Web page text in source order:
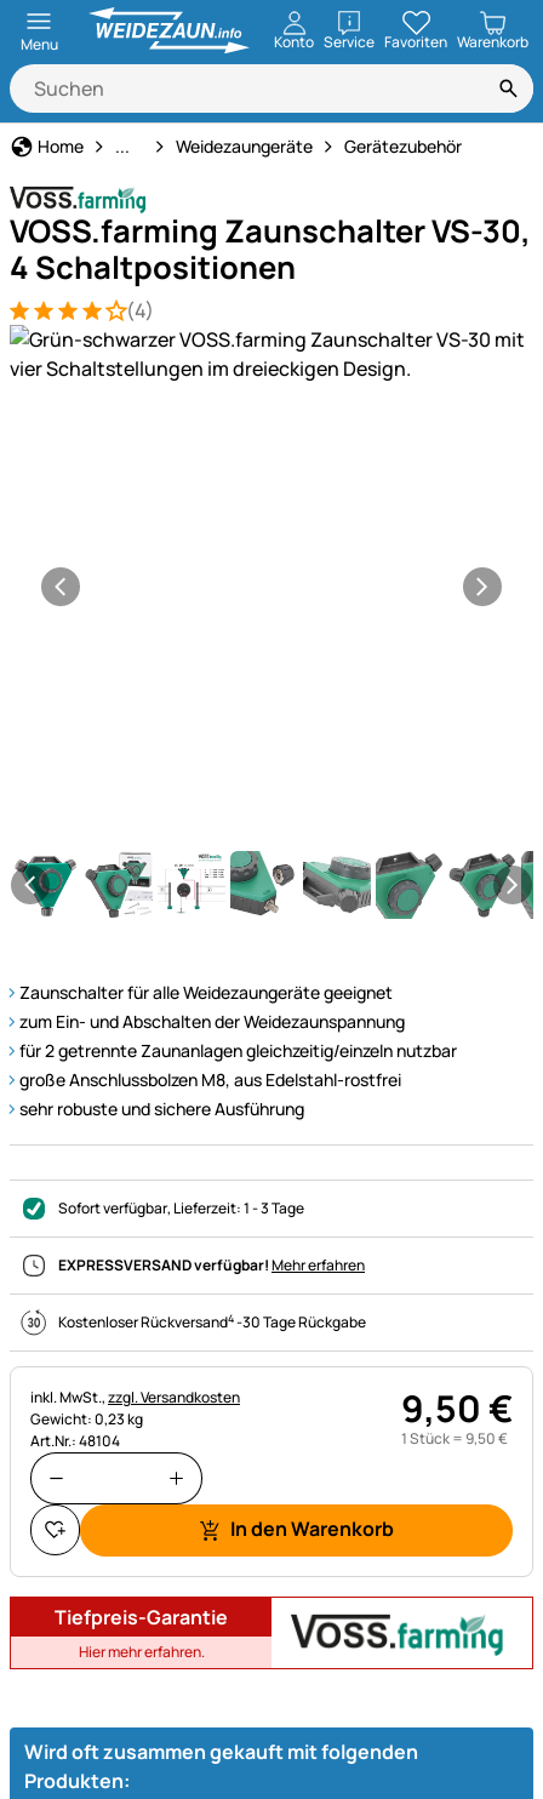
Menu Konto ServiceöffnenFavoriten Warenkorb
Home Weidezaun
... Weidezaungeräte Gerätezubehör
VOSS.farming Zaunschalter VS-30,
4 Schaltpositionen
Bewertung: 4 von 5 (4 Bewertungen)
4 Bewertungen
(4)
Produktgalerie
Zaunschalter für alle Weidezaungeräte geeignet
zum Ein- und Abschalten der Weidezaunspannung
für 2 getrennte Zaunanlagen gleichzeitig/einzeln nutzbar
große Anschlussbolzen M8, aus Edelstahl-rostfrei
sehr robuste und sichere Ausführung
Sofort verfügbar, Lieferzeit:1 - 3 Tage
EXPRESSVERSAND verfügbar!Mehr erfahren
Kostenloser Rückversand4-30 Tage Rückgabe
Steuerhinweis:
inkl. MwSt.,zzgl. Versandkosten
Gewicht: 0,23 kg
Art.Nr.: 48104
9,50€
1 Stück =9,50€
In den Warenkorb
Tiefpreis-Garantie
Hier mehr erfahren.
Wird oft zusammen gekauft mit folgenden
Produkten: